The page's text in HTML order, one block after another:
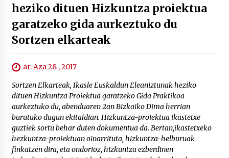
heziko dituen Hizkuntza proiektua
garatzeko gida aurkeztuko du
Sortzen elkarteak
ar. Aza 28 , 2017
Sortzen Elkarteak, Ikasle Euskaldun Eleaniztunak heziko
dituen Hizkuntza Proiektua garatzeko Gida Praktikoa
aurkeztuko du, abenduaren 2an Bizkaiko Dima herrian
burutuko dugun ekitaldian. Hizkuntza-proiektua ikastetxe
guztiek sortu behar duten dokumentua da. Bertan,ikastetxeko
hezkuntza-proiektuan oinarrituta, hizkuntza-helburuak
finkatzen dira, eta ondorioz, hizkuntza ezberdinen